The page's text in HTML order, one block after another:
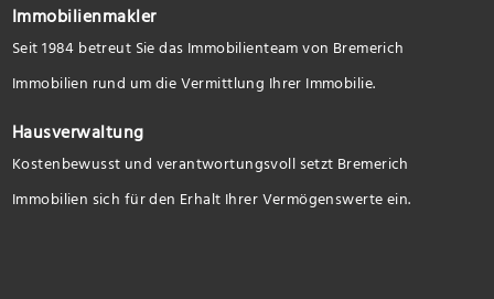
Immobilienmakler
Seit 1984 betreut Sie das Immobilienteam von Bremerich
Immobilien rund um die Vermittlung Ihrer Immobilie.
Hausverwaltung
Kostenbewusst und verantwortungsvoll setzt Bremerich
Immobilien sich für den Erhalt Ihrer Vermögenswerte ein.